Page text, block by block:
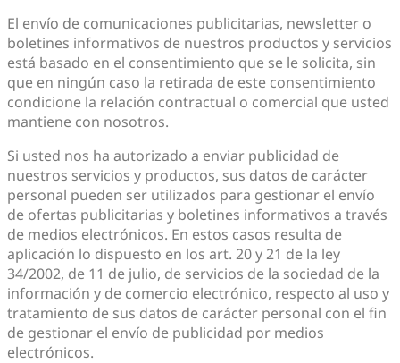
El envío de comunicaciones publicitarias, newsletter o
boletines informativos de nuestros productos y servicios
está basado en el consentimiento que se le solicita, sin
que en ningún caso la retirada de este consentimiento
condicione la relación contractual o comercial que usted
mantiene con nosotros.
Si usted nos ha autorizado a enviar publicidad de
nuestros servicios y productos, sus datos de carácter
personal pueden ser utilizados para gestionar el envío
de ofertas publicitarias y boletines informativos a través
de medios electrónicos. En estos casos resulta de
aplicación lo dispuesto en los art. 20 y 21 de la ley
34/2002, de 11 de julio, de servicios de la sociedad de la
información y de comercio electrónico, respecto al uso y
tratamiento de sus datos de carácter personal con el fin
de gestionar el envío de publicidad por medios
electrónicos.